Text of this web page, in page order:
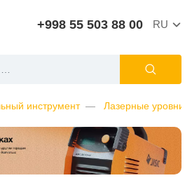
+998 55 503 88 00 RU
инструмент Лазерные уровни